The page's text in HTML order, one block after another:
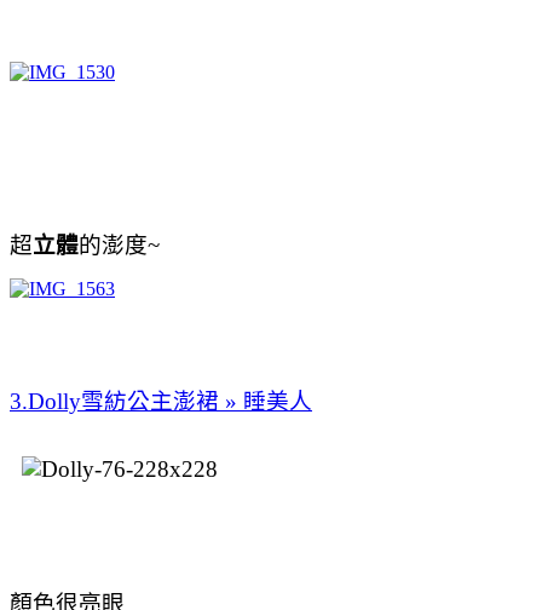
超立體的澎度~
3.Dolly雪紡公主澎裙 » 睡美人
顏色很亮眼